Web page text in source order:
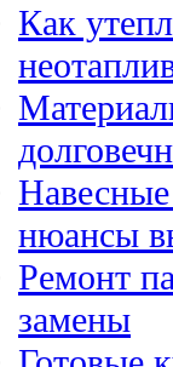
Как
нюансы
Ремонт
замены